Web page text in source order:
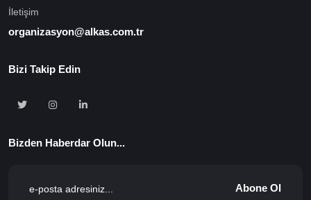
İletişim
organizasyon@alkas.com.tr
Bizi Takip Edin
Bizden Haberdar Olun...
Abone Ol